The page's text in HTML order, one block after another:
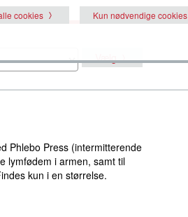
Vælg
Phlebo Press (intermitterende
lymfødem i armen, samt til
kun i en størrelse.
cookies
Kun nødvendige cookies